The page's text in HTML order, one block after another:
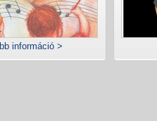
információ >